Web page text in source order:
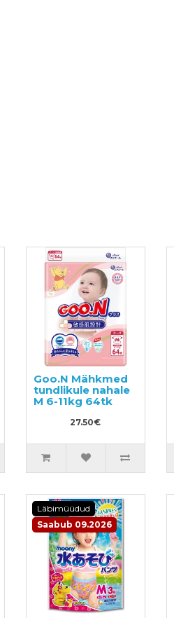
Goo.N Mähkmed
tundlikule nahale
M 6-11kg 64tk
27.50€
Läbimüüdud
Saabub 09.2026